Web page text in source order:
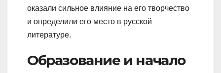
оказали сильное влияние на его творчество
и определили его место в русской
литературе.
Образование и начало